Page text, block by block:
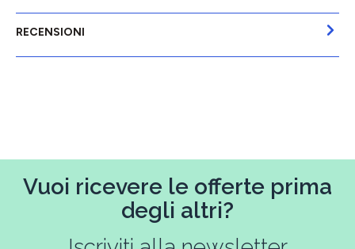
RECENSIONI
Vuoi ricevere le offerte prima
degli altri?